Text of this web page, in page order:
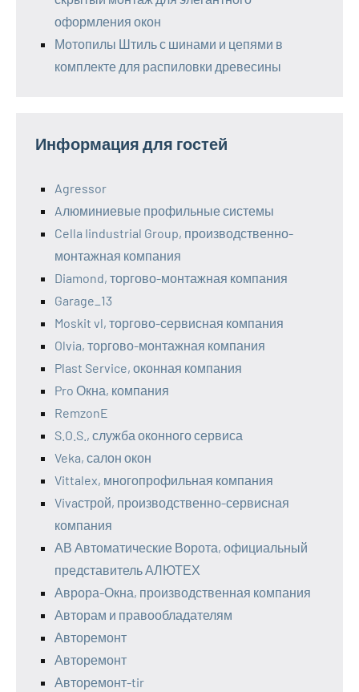
оформления окон
Мотопилы Штиль с шинами и цепями в
комплекте для распиловки древесины
Информация для гостей
Agressor
Aлюминиевые профильные системы
Cella Iindustrial Group, производственно-
монтажная компания
Diamond, торгово-монтажная компания
Garage_13
Moskit vl, торгово-сервисная компания
Olvia, торгово-монтажная компания
Plast Service, оконная компания
Pro Окна, компания
RemzonE
S.O.S., служба оконного сервиса
Veka, салон окон
Vittalex, многопрофильная компания
Vivaстрой, производственно-сервисная
компания
АВ Автоматические Ворота, официальный
представитель АЛЮТЕХ
Аврора-Окна, производственная компания
Авторам и правообладателям
Авторемонт
Авторемонт
Авторемонт-tir